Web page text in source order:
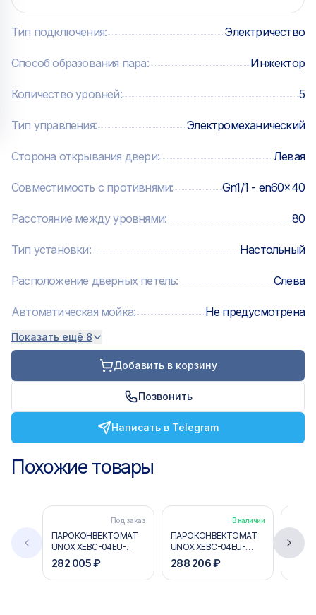
индикаторы нагрева (включения ТЭНов),
пароувлажнения (подачи воды в камеру для
Тип подключения: Электричество
Способ образования пара: Инжектор
Количество уровней: 5
Тип управления: Электромеханический
Сторона открывания двери: Левая
Совместимость с противнями: Gn1/1 - en60x40
Расстояние между уровнями: 80
Тип установки: Настольный
Расположение дверных петель: Слева
Автоматическая мойка: Не предусмотрена
Показать ещё 8
Добавить в корзину
Позвонить
Написать в Telegram
Похожие товары
Под заказ
ПАРОКОНВЕКТОМАТ
UNOX XEBC-04EU-
E1RM
282 005 ₽
В наличии
ПАРОКОНВЕКТОМАТ
UNOX XEBC-04EU-
E1RM-MP
288 206 ₽
UNOX
516